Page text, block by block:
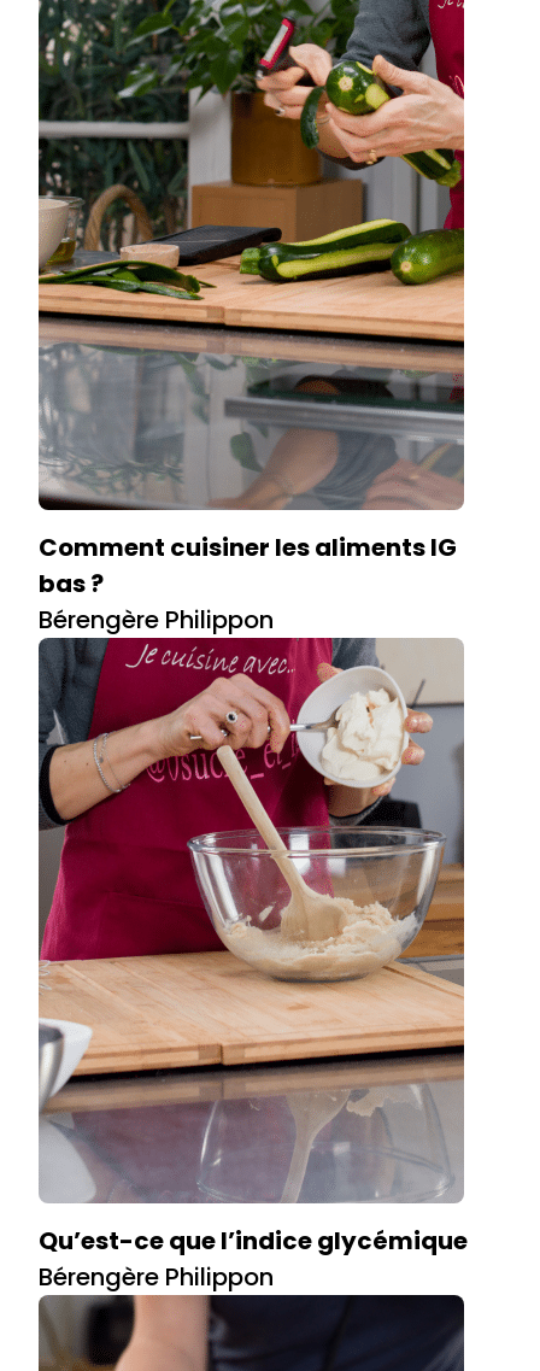
Comment cuisiner les aliments IG
bas ?
Bérengère Philippon
Qu’est-ce que l’indice glycémique
Bérengère Philippon